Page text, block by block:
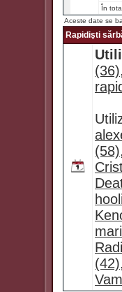
În
Aceste date se
Rapidişti
(36),
(58),
(42),